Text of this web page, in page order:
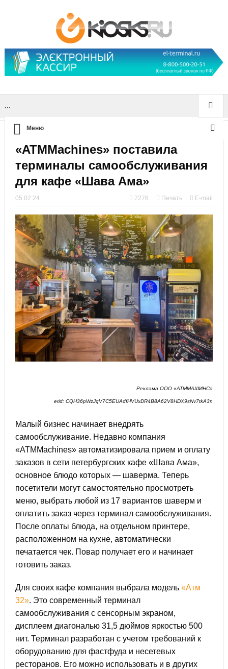
...
Меню
«ATMMachines» поставила
терминалы самообслуживания
для кафе «Шава Ама»
05.02.24 7276 Печать E-mail
Реклама ООО «АТММАШИНС»
erid: CQH36pWzJqV7C5EUAdfHVUxDR4B8A62V8HDX9sNv7tkA3n
Малый бизнес начинает внедрять
самообслуживание. Недавно компания
«ATMMachines» автоматизировала прием и оплату
заказов в сети петербургских кафе «Шава Ама»,
основное блюдо которых — шаверма. Теперь
посетители могут самостоятельно просмотреть
меню, выбрать любой из 17 вариантов шаверм и
оплатить заказ через терминал самообслуживания.
После оплаты блюда, на отдельном принтере,
расположенном на кухне, автоматически
печатается чек. Повар получает его и начинает
готовить заказ.
Для своих кафе компания выбрала модель «Атм
32». Это современный терминал
самообслуживания с сенсорным экраном,
дисплеем диагональю 31,5 дюймов яркостью 500
нит. Терминал разработан с учетом требований к
оборудованию для фастфуда и несетевых
ресторанов. Его можно использовать и в других